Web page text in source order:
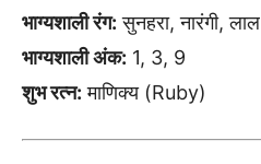
भाग्यशाली रंग: सुनहरा, नारंगी, लाल
भाग्यशाली अंक: 1, 3, 9
शुभ रत्न: माणिक्य (Ruby)